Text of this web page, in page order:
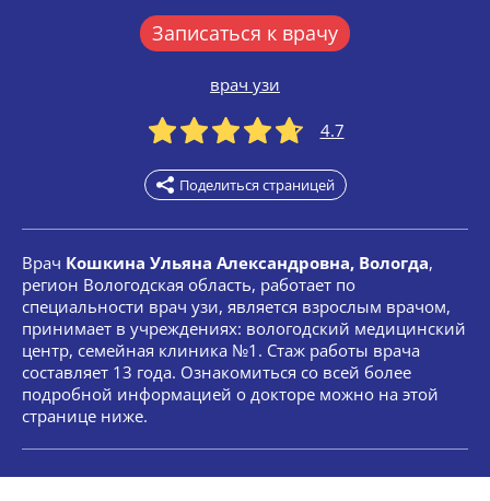
Записаться к врачу
врач узи
4.7
Поделиться страницей
Врач Кошкина Ульяна Александровна, Вологда,
регион Вологодская область, работает по
специальности врач узи, является взрослым врачом,
принимает в учреждениях: вологодский медицинский
центр, семейная клиника №1. Стаж работы врача
составляет 13 года. Ознакомиться со всей более
подробной информацией о докторе можно на этой
странице ниже.